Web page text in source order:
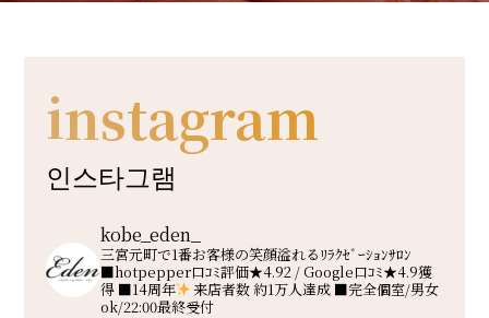
instagram
인스타그램
kobe_eden_
三宮元町で1番お客様の笑顔溢れるﾘﾗｸｾﾞｰｼｮﾝｻﾛﾝ
■hotpepper口ｺﾐ評価★4.92 / Google口ｺﾐ★4.9獲
得 ■14周年 来店者数 約1万人達成 ■完全個室/男女
ok/22:00最終受付